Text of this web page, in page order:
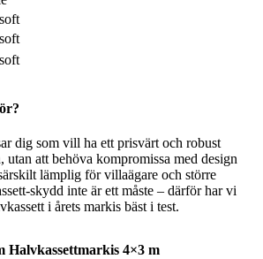
dig som vill ha ett prisvärt och robust
utan att behöva kompromissa med design
lämplig för villaägare och större
skydd inte är ett måste – därför har vi
i årets markis bäst i test.
Halvkassettmarkis 4×3 m